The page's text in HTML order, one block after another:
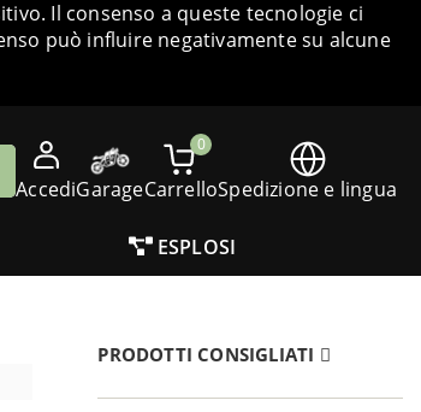
Il consenso a queste tecnologie ci
può influire negativamente su alcune
AccediGarage
0
CarrelloSpedizione e lingua
ESPLOSI
PRODOTTI CONSIGLIATI